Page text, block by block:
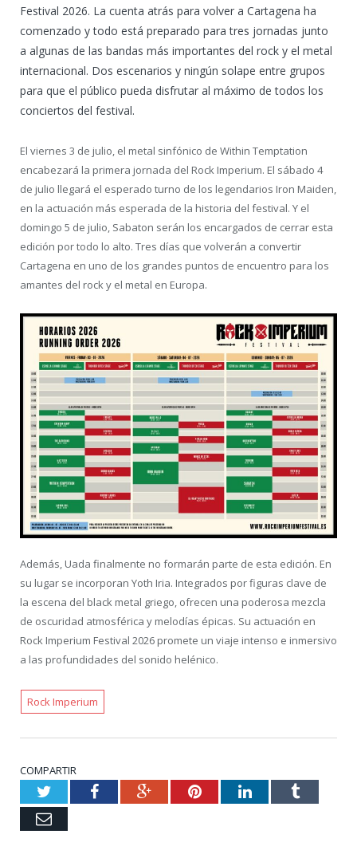
Festival 2026. La cuenta atrás para volver a Cartagena ha
comenzado y todo está preparado para tres jornadas junto
a algunas de las bandas más importantes del rock y el metal
internacional. Dos escenarios y ningún solape entre grupos
para que el público pueda disfrutar al máximo de todos los
conciertos del festival.
El viernes 3 de julio, el metal sinfónico de Within Temptation
encabezará la primera jornada del Rock Imperium. El sábado 4
de julio llegará el esperado turno de los legendarios Iron Maiden,
en la actuación más esperada de la historia del festival. Y el
domingo 5 de julio, Sabaton serán los encargados de cerrar esta
edición por todo lo alto. Tres días que volverán a convertir
Cartagena en uno de los grandes puntos de encuentro para los
amantes del rock y el metal en Europa.
Además, Uada finalmente no formarán parte de esta edición. En
su lugar se incorporan Yoth Iria. Integrados por figuras clave de
la escena del black metal griego, ofrecen una poderosa mezcla
de oscuridad atmosférica y melodías épicas. Su actuación en
Rock Imperium Festival 2026 promete un viaje intenso e inmersivo
a las profundidades del sonido helénico.
Rock Imperium
COMPARTIR
TwitterFacebookGoogle+PinterestLinkedInTumblr
Email